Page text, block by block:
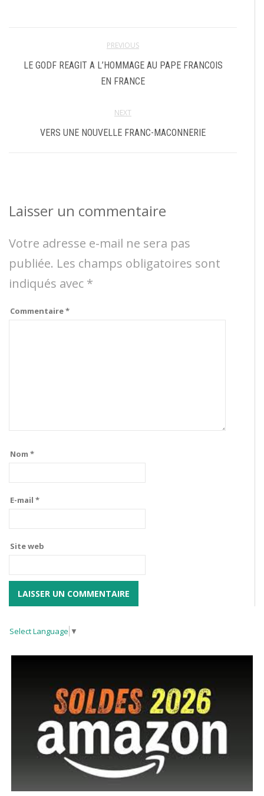
PREVIOUS
LE GODF REAGIT A L’HOMMAGE AU PAPE FRANCOIS
EN FRANCE
NEXT
VERS UNE NOUVELLE FRANC-MACONNERIE
Laisser un commentaire
Votre adresse e-mail ne sera pas
publiée. Les champs obligatoires sont
indiqués avec *
Commentaire*
Nom *
E-mail *
Site web
Select Language ▼